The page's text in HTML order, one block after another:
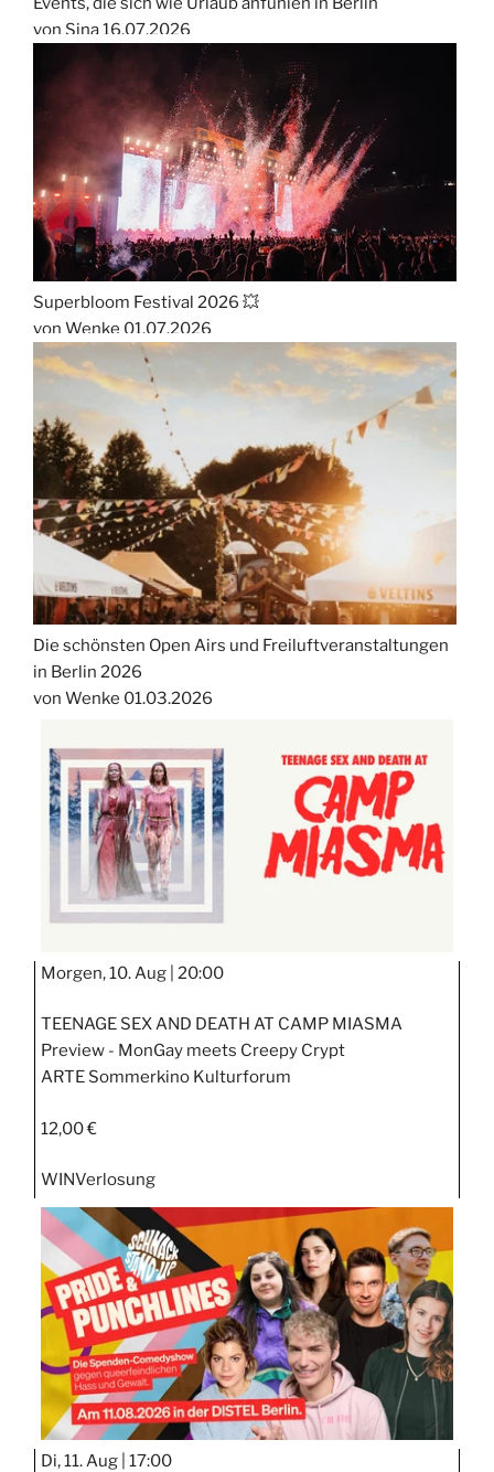
von Sina16.07.2026
Superbloom Festival 2026 💥
von Wenke 01.07.2026
Die schönsten Open Airs und Freiluftveranstaltungen
in Berlin 2026
von Wenke 01.03.2026
Morgen, 10. Aug | 20:00
TEENAGE SEX AND DEATH AT CAMP MIASMA
Preview - MonGay meets Creepy Crypt
ARTE Sommerkino Kulturforum
12,00 €
WINVerlosung
Di, 11. Aug | 17:00